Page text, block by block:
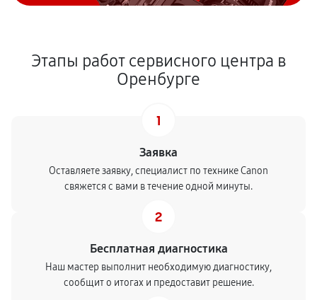
Этапы работ сервисного центра в
Оренбурге
1
Заявка
Оставляете заявку, специалист по технике Canon
свяжется с вами в течение одной минуты.
2
Бесплатная диагностика
Наш мастер выполнит необходимую диагностику,
сообщит о итогах и предоставит решение.